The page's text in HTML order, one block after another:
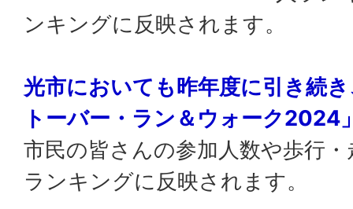
ンキングに反映されます。
光市においても昨年度に引き続
トーバー・ラン＆ウォーク2024
市民の皆さんの参加人数や歩行
ランキングに反映されます。